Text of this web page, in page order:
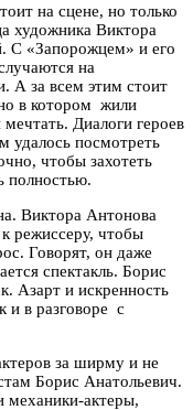
на сцене, но только
художника Виктора
С «Запорожцем» и его
на
А за всем этим стоит
в котором жили
Диалоги героев
посмотреть
чтобы захотеть
полностью.
Виктора Антонова
режиссеру, чтобы
Говорят, он даже
спектакль. Борис
Азарт и искренность
и в разговоре с
за ширму и не
Борис Анатольевич.
актеры,